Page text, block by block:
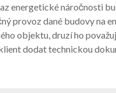
energetické náročnosti
provoz dané budovy na
objektu, druzí ho
dodat technickou